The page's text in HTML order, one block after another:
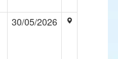
30/05/2026